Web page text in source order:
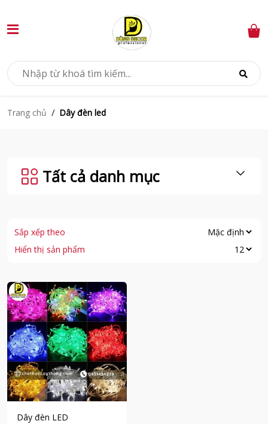
Trang chủ Dây đèn led
Tất cả danh mục
Sắp xếp theo
Hiển thị sản phẩm
Dây đèn LED